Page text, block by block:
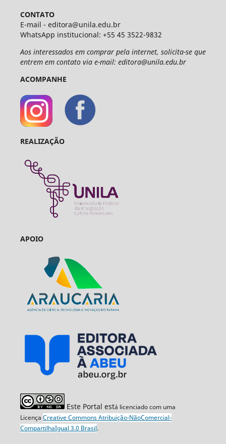
CONTATO
E-mail - editora@unila.edu.br
WhatsApp institucional: +55 45 3522-9832
Aos interessados em comprar pela internet, solicita-se que
entrem em contato via e-mail: editora@unila.edu.br
ACOMPANHE
REALIZAÇÃO
APOIO
Este Portal está licenciado com uma
Licença Creative Commons Atribuição-NãoComercial-
CompartilhaIgual 3.0 Brasil.